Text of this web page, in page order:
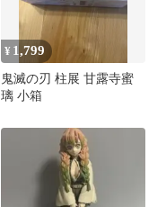
¥ 1,799
鬼滅の刃 柱展 甘露寺蜜
璃 小箱